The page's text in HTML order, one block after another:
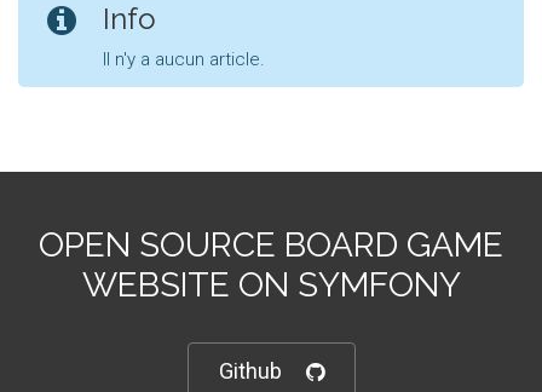
Info
Il n'y a aucun article.
OPEN SOURCE BOARD GAME
WEBSITE ON SYMFONY
Github